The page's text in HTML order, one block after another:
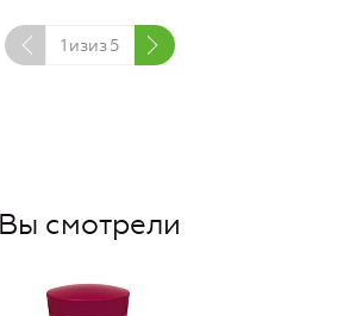
1 изиз 5
Вы смотрели